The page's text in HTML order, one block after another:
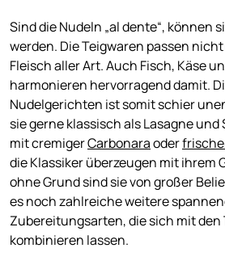
Sind die Nudeln „al dente“, können
werden. Die Teigwaren passen
Fleisch aller Art. Auch Fisch, Käse
harmonieren hervorragend damit.
Nudelgerichten ist somit schier
sie gerne klassisch als Lasagne
mit cremigerCarbonaraoder
die Klassiker überzeugen mit ihrem
ohne Grund sind sie von großer
es noch zahlreiche weitere
Zubereitungsarten, die sich mit den
kombinieren lassen.